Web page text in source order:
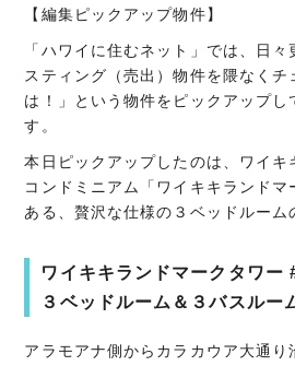
【編集ピックアップ物件】
「ハワイに住むネット」では、日
スティング（売出）物件を隈なくチ
は！」という物件をピックアップし
す。
本日ピックアップしたのは、ワイキ
コンドミニアム「ワイキキランドマ
ある、贅沢な仕様の３ベッドルーム
ワイキキランドマークタワー
３ベッドルーム＆３バスルー
アラモアナ側からカラカウア大通り